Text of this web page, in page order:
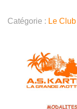
Catégorie : Le Club